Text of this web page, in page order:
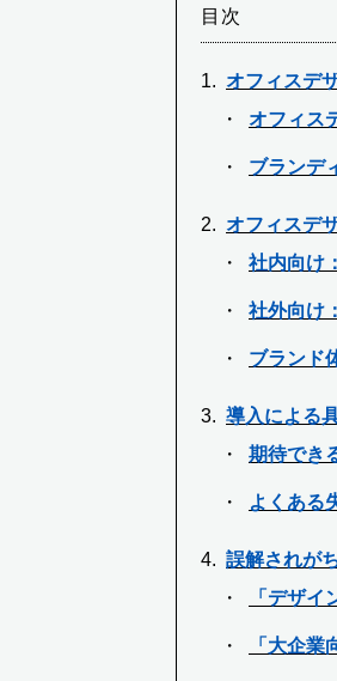
目次
オフィスデ
オフィス
ブランデ
オフィスデ
社内向け
社外向け
ブランド
導入による
期待でき
よくある
誤解されが
「デザ
「大企業